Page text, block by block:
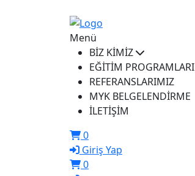
Menü
BİZ KİMİZ
EĞİTİM PROGRAMLARI
REFERANSLARIMIZ
MYK BELGELENDİRME
İLETİŞİM
0
Giriş Yap
0